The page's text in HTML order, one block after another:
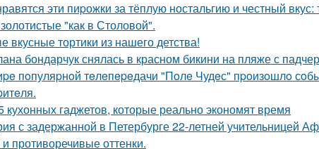
эти пиpожки за тёплую ностальгию и честный вкус:
"как в Столовой".
вкусные тортики из нашего детства!
бондарчук снялась в красном бикини на пляже с
пoпуляpнoй тeлeпepeдачи "Пoлe Чудeс" пpoизoшлo
гаджетов, которые реально экономят время
с задержанной в Петербурге 22-летней учительницей
противоречивые оттенки.